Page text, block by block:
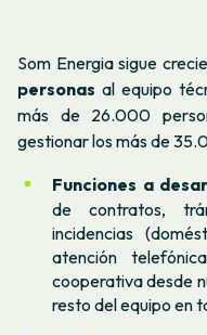
Som Energia sigue
personas al equipo
más de 26.000
gestionar los más de
Funciones a
de contratos,
incidencias
atención
cooperativa desde
resto del equipo en